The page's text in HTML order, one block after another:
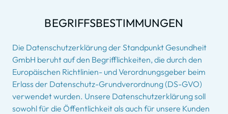
BEGRIFFSBESTIMMUNGEN
Die Datenschutzerklärung der Standpunkt Gesundheit
GmbH beruht auf den Begrifflichkeiten, die durch den
Europäischen Richtlinien- und Verordnungsgeber beim
Erlass der Datenschutz-Grundverordnung (DS-GVO)
verwendet wurden. Unsere Datenschutzerklärung soll
sowohl für die Öffentlichkeit als auch für unsere Kunden